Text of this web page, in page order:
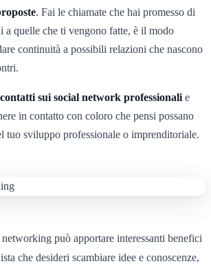
. Fai le chiamate che hai promesso di
a quelle che ti vengono fatte, è il modo
continuità a possibili relazioni che nascono
sui social network professionali e
in contatto con coloro che pensi possano
tuo sviluppo professionale o imprenditoriale.
può apportare interessanti benefici
che desideri scambiare idee e conoscenze,